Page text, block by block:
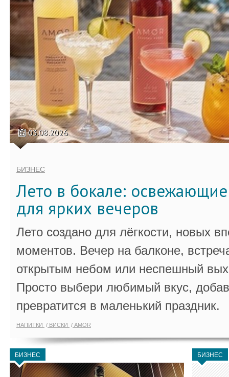
03.08.2026
БИЗНЕС
Лето в бокале:
для ярких вечеров
Лето создано для лёгкости, новых
моментов. Вечер на балконе,
открытым небом или неспешный
Просто выбери любимый вкус,
превратится в маленький праздник.
НАПИТКИ ВИСКИ AMOR
БИЗНЕС БИЗНЕС